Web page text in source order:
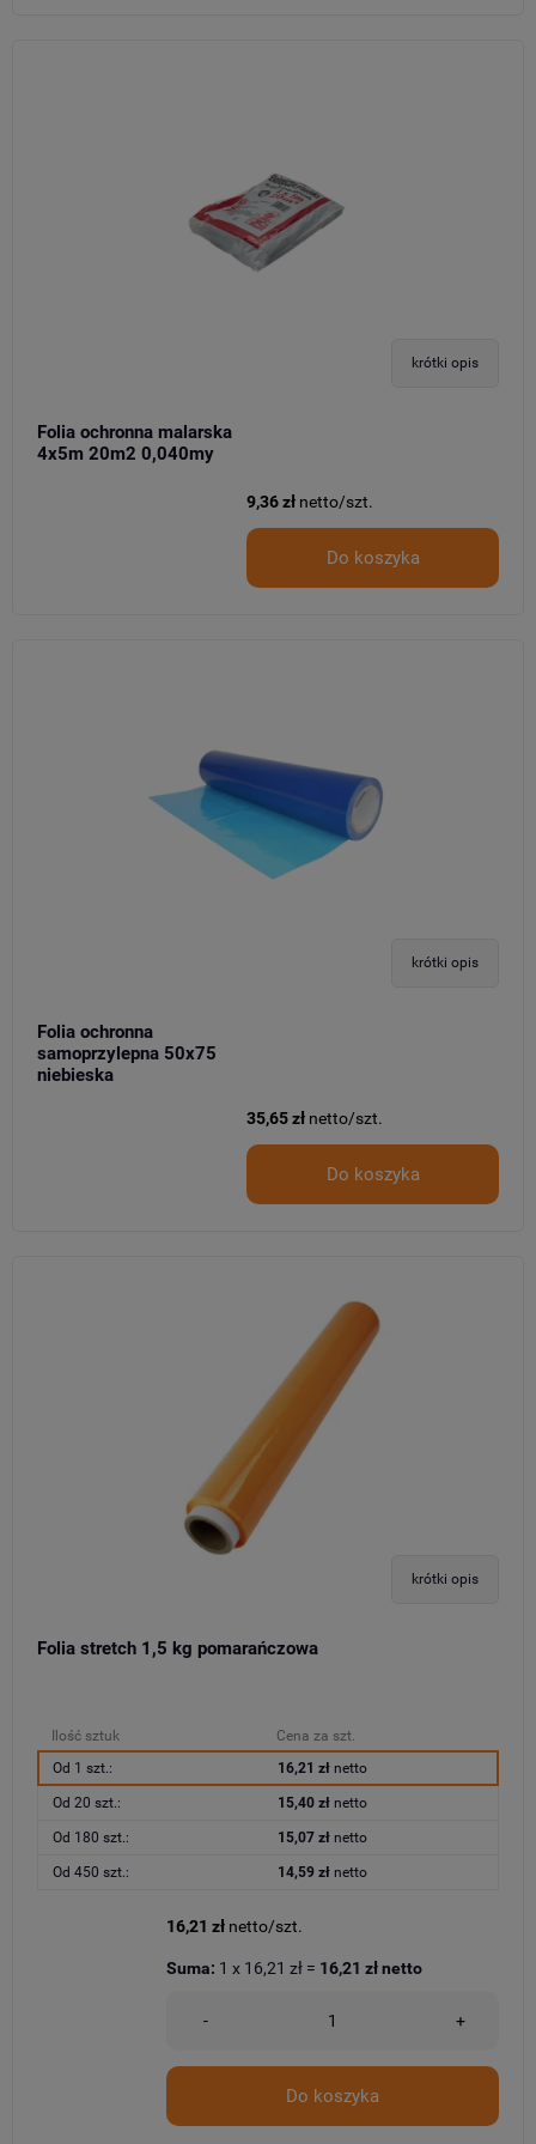
krótki opis
Folia ochronna malarska
4x5m 20m2 0,040my
9,36 zł netto/szt.
Do koszyka
krótki opis
Folia ochronna
samoprzylepna 50x75
niebieska
35,65 zł netto/szt.
Do koszyka
krótki opis
Folia stretch 1,5 kg pomarańczowa
Ilość sztuk
Cena za szt.
Od 1 szt.:
16,21 złnetto
Od 20 szt.: 15,40 złnetto
Od 180 szt.: 15,07 złnetto
Od 450 szt.: 14,59 złnetto
16,21 zł netto/szt.
- +
Do koszyka
Suma: 1 x 16,21 zł = 16,21 złnetto